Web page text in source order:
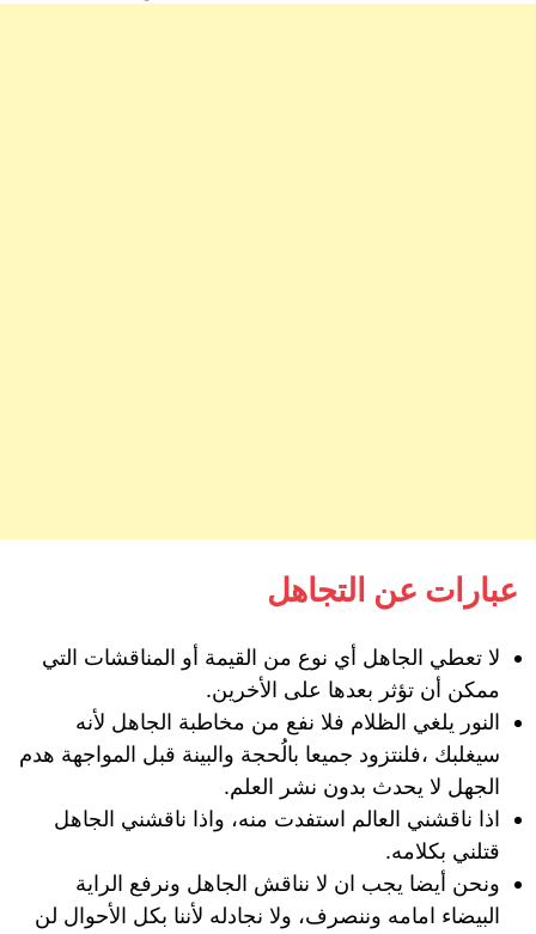
عبارات عن التجاهل
لا تعطي الجاهل أي نوع من القيمة أو المناقشات التي
ممكن أن تؤثر بعدها على الأخرين.
النور يلغي الظلام فلا نفع من مخاطبة الجاهل لأنه
سيغلبك ،فلنتزود جميعا بالُحجة والبينة قبل المواجهة هدم
الجهل لا يحدث بدون نشر العلم.
اذا ناقشني العالم استفدت منه، واذا ناقشني الجاهل
قتلني بكلامه.
ونحن أيضا يجب ان لا نناقش الجاهل ونرفع الراية
البيضاء امامه وننصرف، ولا نجادله لأننا بكل الأحوال لن